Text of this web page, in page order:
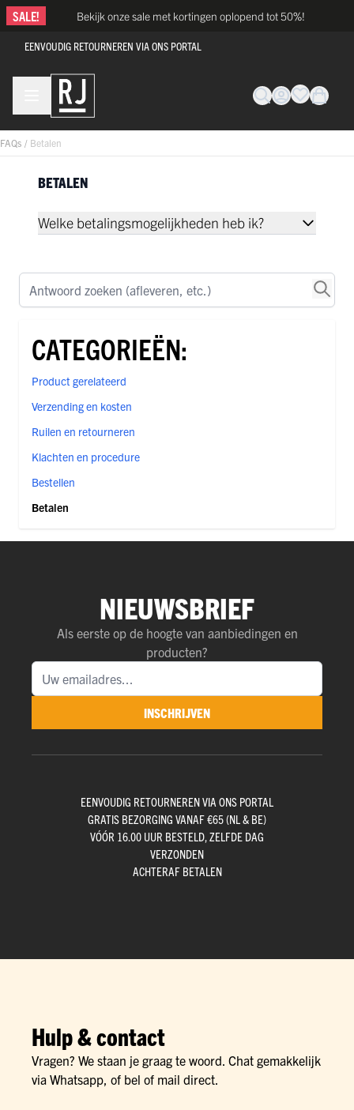
Ga naar de inhoud
SALE! Bekijk onze sale met kortingen oplopend tot 50%!
EENVOUDIG RETOURNEREN VIA ONS PORTAL
FAQs / Betalen
BETALEN
Welke betalingsmogelijkheden heb ik?
CATEGORIEËN:
Product gerelateerd
Verzending en kosten
Ruilen en retourneren
Klachten en procedure
Bestellen
Betalen
NIEUWSBRIEF
Als eerste op de hoogte van aanbiedingen en
producten?
INSCHRIJVEN
EENVOUDIG RETOURNEREN VIA ONS PORTAL
GRATIS BEZORGING VANAF €65 (NL & BE)
VÓÓR 16.00 UUR BESTELD, ZELFDE DAG
VERZONDEN
ACHTERAF BETALEN
Hulp & contact
Vragen? We staan je graag te woord. Chat gemakkelijk
via Whatsapp, of bel of mail direct.